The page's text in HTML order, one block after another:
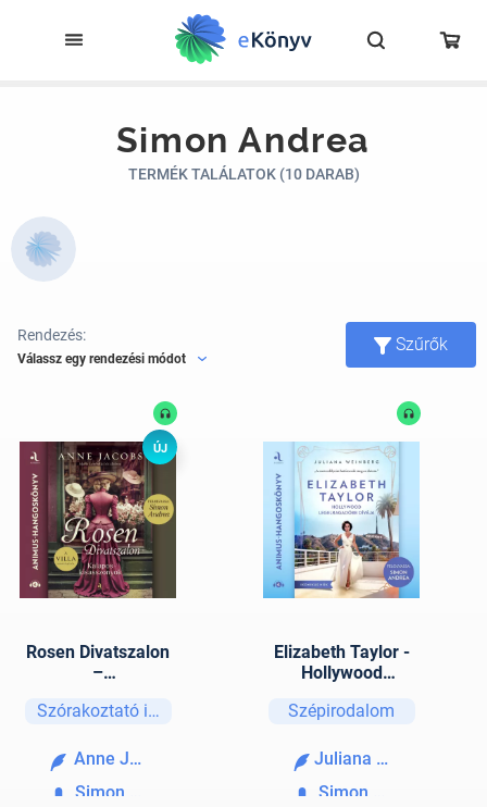
Simon Andrea
TERMÉK TALÁLATOK (10 DARAB)
Rendezés:
Válassz egy rendezési módot
Szűrők
ÚJ
Rosen Divatszalon
–
ok
Szórakoztató irodalom
Anne Jacobs
Simon Andrea
Elizabeth Taylor -
Hollywood
dívája
Szépirodalom
Juliana Weinberg
Simon Andrea